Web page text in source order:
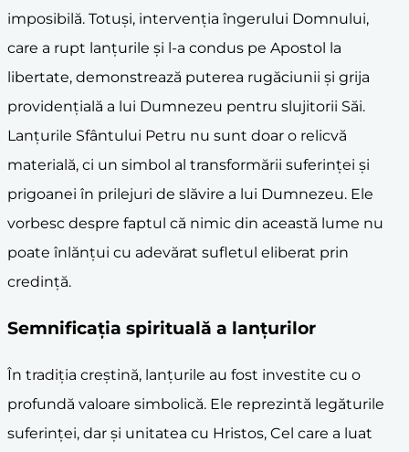
imposibilă. Totuși, intervenția îngerului Domnului,
care a rupt lanțurile și l-a condus pe Apostol la
libertate, demonstrează puterea rugăciunii și grija
providențială a lui Dumnezeu pentru slujitorii Săi.
Lanțurile Sfântului Petru nu sunt doar o relicvă
materială, ci un simbol al transformării suferinței și
prigoanei în prilejuri de slăvire a lui Dumnezeu. Ele
vorbesc despre faptul că nimic din această lume nu
poate înlănțui cu adevărat sufletul eliberat prin
credință.
Semnificația spirituală a lanțurilor
În tradiția creștină, lanțurile au fost investite cu o
profundă valoare simbolică. Ele reprezintă legăturile
suferinței, dar și unitatea cu Hristos, Cel care a luat